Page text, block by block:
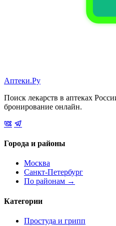
Аптеки.Ру
Поиск лекарств в аптеках
бронирование онлайн.
Города и районы
Москва
Санкт-Петербург
По районам →
Категории
Простуда и грипп